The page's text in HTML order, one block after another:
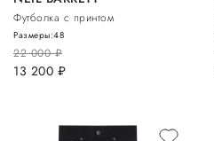
Футболка с принтом
22 000руб.
13 200 руб.
Размеры:48